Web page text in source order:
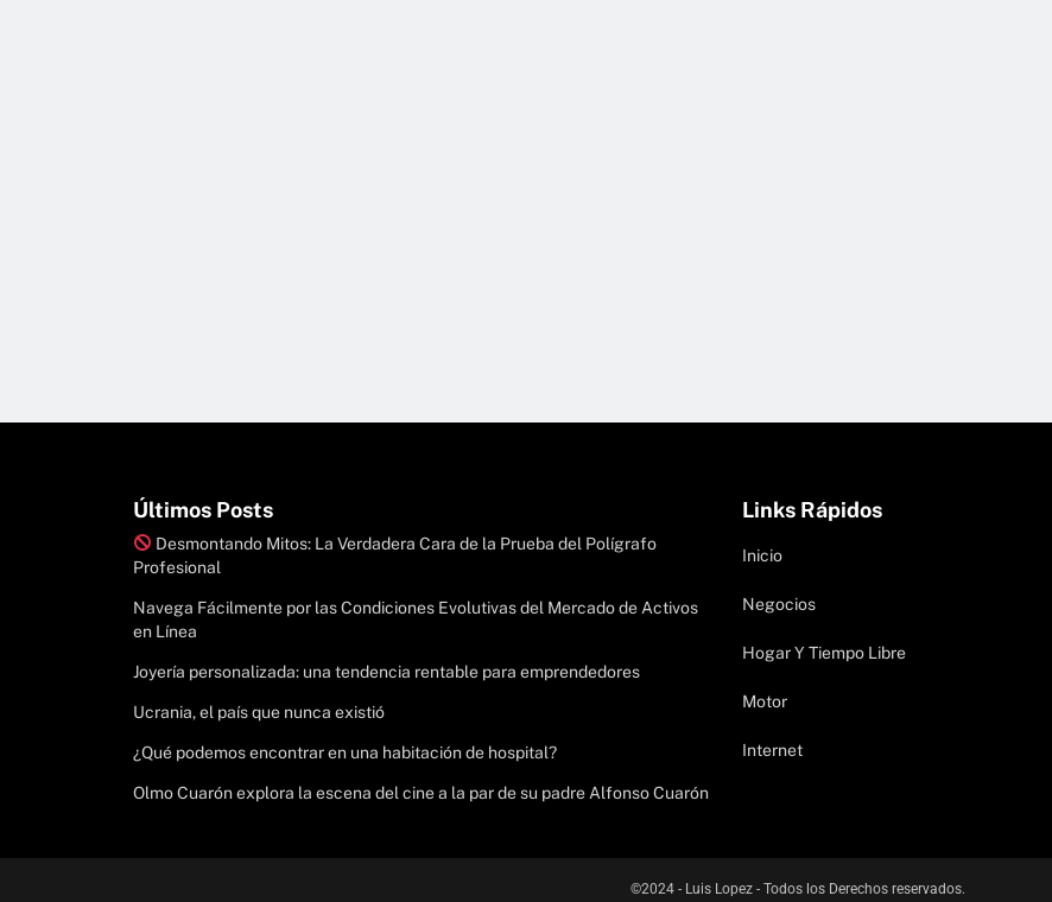
Últimos Posts
Desmontando Mitos: La Verdadera Cara de la Prueba del Polígrafo
Profesional
Navega Fácilmente por las Condiciones Evolutivas del Mercado de Activos
en Línea
Joyería personalizada: una tendencia rentable para emprendedores
Ucrania, el país que nunca existió
¿Qué podemos encontrar en una habitación de hospital?
Olmo Cuarón explora la escena del cine a la par de su padre Alfonso Cuarón
Links Rápidos
Inicio
Negocios
Hogar Y Tiempo Libre
Motor
Internet
©2024 - Luis Lopez - Todos los Derechos reservados.